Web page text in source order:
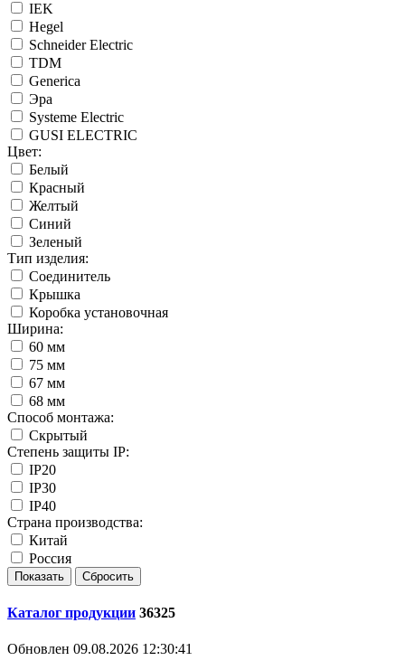
IEK
Hegel
Schneider Electric
TDM
Generica
Эра
Systeme Electric
GUSI ELECTRIC
Цвет:
Белый
Красный
Желтый
Синий
Зеленый
Тип изделия:
Соединитель
Крышка
Коробка установочная
Ширина:
60 мм
75 мм
67 мм
68 мм
Способ монтажа:
Скрытый
Степень защиты IP:
IP20
IP30
IP40
Страна производства:
Китай
Россия
Каталог продукции 36325
Обновлен 09.08.2026 12:30:41